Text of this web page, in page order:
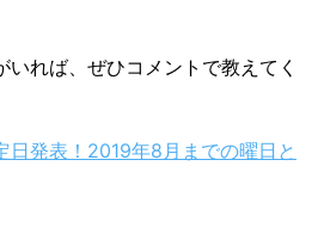
れば、ぜひコメントで教えてく
日発表！2019年8月までの曜日と